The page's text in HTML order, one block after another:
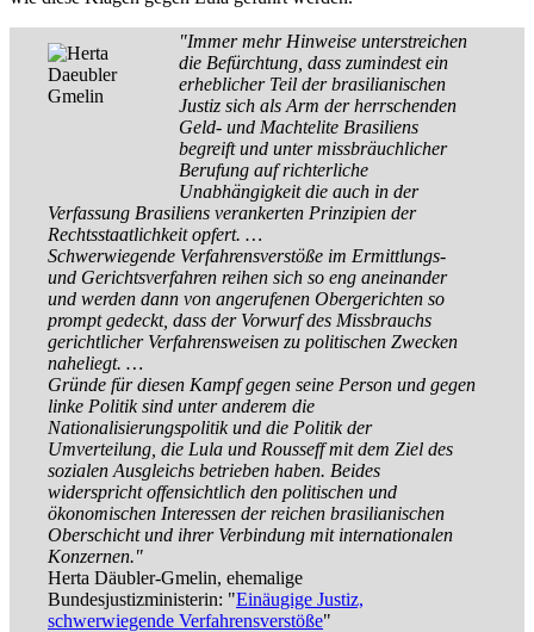
"Immer mehr Hinweise unterstreichen
die Befürchtung, dass zumindest ein
erheblicher Teil der brasilianischen
Justiz sich als Arm der herrschenden
Geld- und Machtelite Brasiliens
begreift und unter missbräuchlicher
Berufung auf richterliche
Unabhängigkeit die auch in der
Verfassung Brasiliens verankerten Prinzipien der
Rechtsstaatlichkeit opfert. …
Schwerwiegende Verfahrensverstöße im Ermittlungs-
und Gerichtsverfahren reihen sich so eng aneinander
und werden dann von angerufenen Obergerichten so
prompt gedeckt, dass der Vorwurf des Missbrauchs
gerichtlicher Verfahrensweisen zu politischen Zwecken
naheliegt. …
Gründe für diesen Kampf gegen seine Person und gegen
linke Politik sind unter anderem die
Nationalisierungspolitik und die Politik der
Umverteilung, die Lula und Rousseff mit dem Ziel des
sozialen Ausgleichs betrieben haben. Beides
widerspricht offensichtlich den politischen und
ökonomischen Interessen der reichen brasilianischen
Oberschicht und ihrer Verbindung mit internationalen
Konzernen."
Herta Däubler-Gmelin, ehemalige
Bundesjustizministerin: "Einäugige Justiz,
schwerwiegende Verfahrensverstöße"